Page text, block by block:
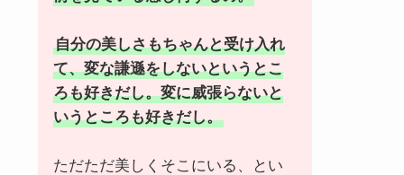
自分の美しさもちゃんと受け入れ
て、変な謙遜をしないというとこ
ろも好きだし。変に威張らないと
いうところも好きだし。
ただただ美しくそこにいる、とい